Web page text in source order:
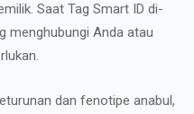
Saat Tag Smart ID di-
menghubungi Anda atau
dan fenotipe anabul,